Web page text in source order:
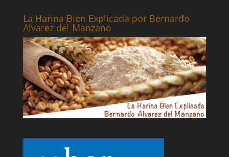
La Harina Bien Explicada por Bernardo
Alvarez del Manzano